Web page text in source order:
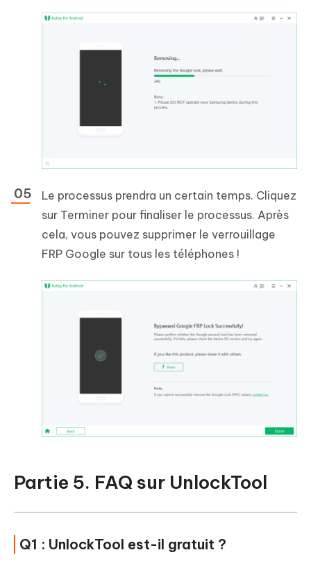
Le processus prendra un certain temps. Cliquez
sur Terminer pour finaliser le processus. Après
cela, vous pouvez supprimer le verrouillage
FRP Google sur tous les téléphones !
Partie 5. FAQ sur UnlockTool
Q1 : UnlockTool est-il gratuit ?